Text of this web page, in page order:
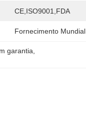
CE,ISO9001,FDA
Fornecimento Mundial
garantia